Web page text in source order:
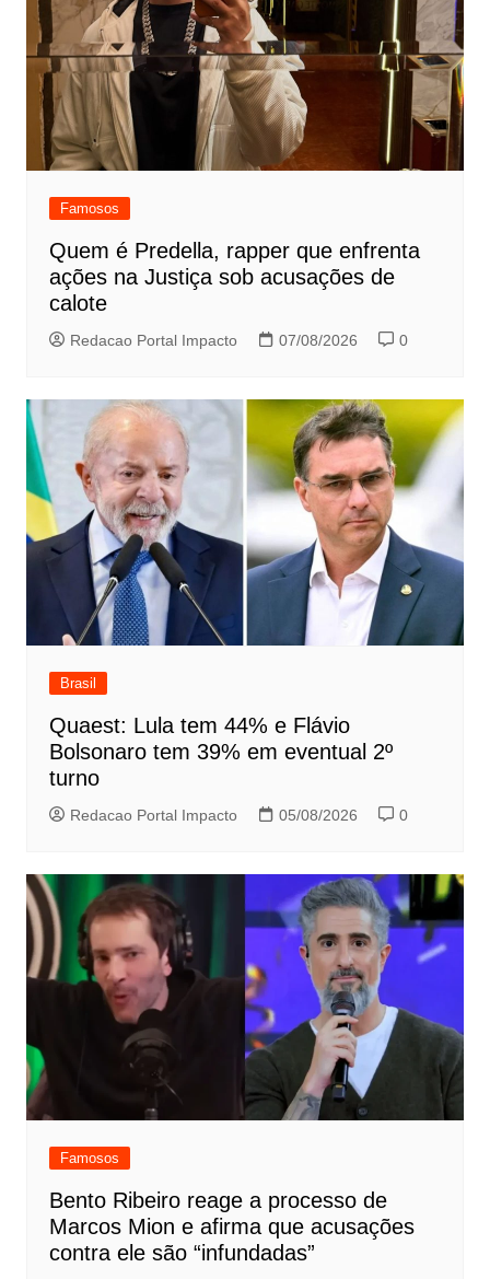
Famosos
Quem é Predella, rapper que enfrenta
ações na Justiça sob acusações de
calote
Redacao Portal Impacto 07/08/2026 0
Brasil
Quaest: Lula tem 44% e Flávio
Bolsonaro tem 39% em eventual 2º
turno
Redacao Portal Impacto 05/08/2026 0
Famosos
Bento Ribeiro reage a processo de
Marcos Mion e afirma que acusações
contra ele são “infundadas”